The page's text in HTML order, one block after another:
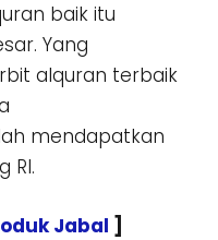
baik itu
Yang
alquran terbaik
mendapatkan
RI.
Jabal ]